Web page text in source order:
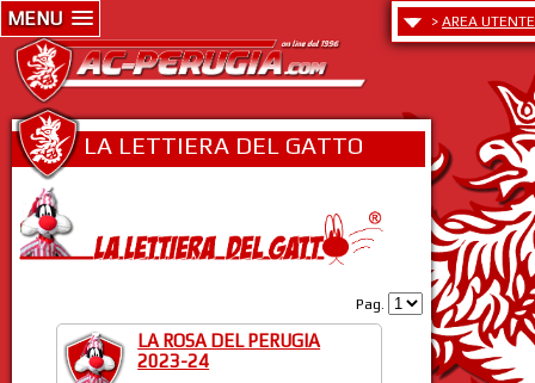
MENU > AREA UTENTE
LA LETTIERA DEL GATTO
Pag.
LA ROSA DEL PERUGIA
2023-24